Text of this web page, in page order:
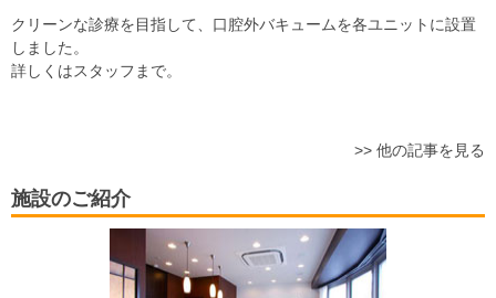
クリーンな診療を目指して、口腔外バキュームを各ユニットに設置
しました。
詳しくはスタッフまで。
>> 他の記事を見る
施設のご紹介